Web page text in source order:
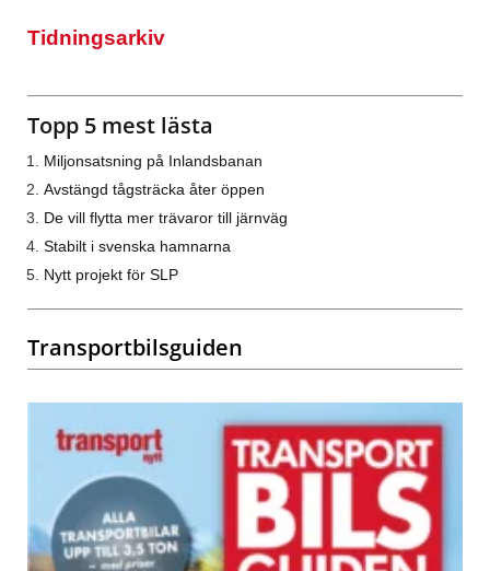
Tidningsarkiv
Topp 5 mest lästa
Miljonsatsning på Inlandsbanan
Avstängd tågsträcka åter öppen
De vill flytta mer trävaror till järnväg
Stabilt i svenska hamnarna
Nytt projekt för SLP
Transportbilsguiden